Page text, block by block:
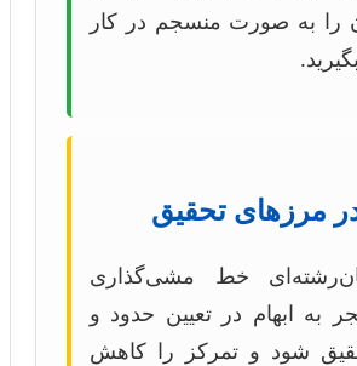
را به صورت منسجم در کار
خط مشی‌گذاری
به ابهام در تعیین حدود و
شود و تمرکز را کاهش